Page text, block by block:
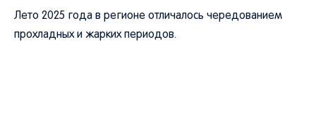
Лето 2025 года в регионе отличалось чередованием
прохладных и жарких периодов.